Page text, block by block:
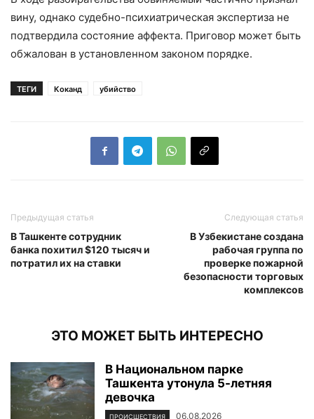
вину, однако судебно-психиатрическая экспертиза не
подтвердила состояние аффекта. Приговор может быть
обжалован в установленном законом порядке.
ТЕГИ Коканд убийство
Предыдущая статья
В Ташкенте сотрудник
банка похитил $120 тысяч и
потратил их на ставки
Следующая статья
В Узбекистане создана
рабочая группа по
проверке пожарной
безопасности торговых
комплексов
ЭТО МОЖЕТ БЫТЬ ИНТЕРЕСНО
В Национальном парке
Ташкента утонула 5-летняя
девочка
ПРОИСШЕСТВИЯ 06.08.2026